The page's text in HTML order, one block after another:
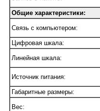
Общие характеристики:
Связь с компьютером:
Цифровая шкала:
Линейная шкала:
Источник питания:
Габаритные размеры:
Вес: